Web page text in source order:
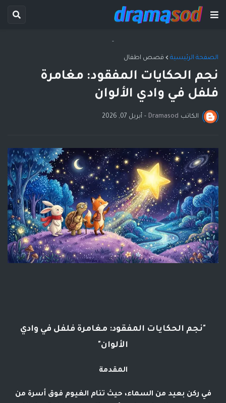
-
الصفحة الرئيسية قصص اطفال
نجم الحكايات المفقود: مغامرة
فلفل في وادي الألوان
الكاتب Dramasod
- أبريل 07, 2026
"نجم الحكايات المفقود: مغامرة فلفل في وادي
الألوان"
المقدمة
في ركن بعيد من السماء، حيث تنام الغيوم فوق أسرة من